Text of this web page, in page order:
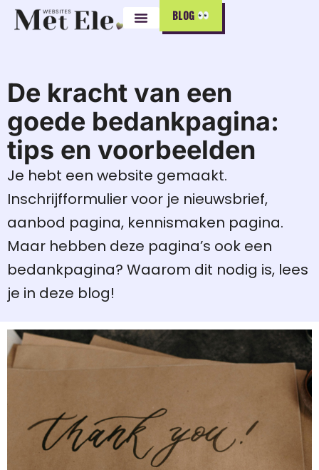
BLOG
De kracht van een
goede bedankpagina:
tips en voorbeelden
Je hebt een website gemaakt.
Inschrijfformulier voor je nieuwsbrief,
aanbod pagina, kennismaken pagina.
Maar hebben deze pagina’s ook een
bedankpagina? Waarom dit nodig is, lees
je in deze blog!